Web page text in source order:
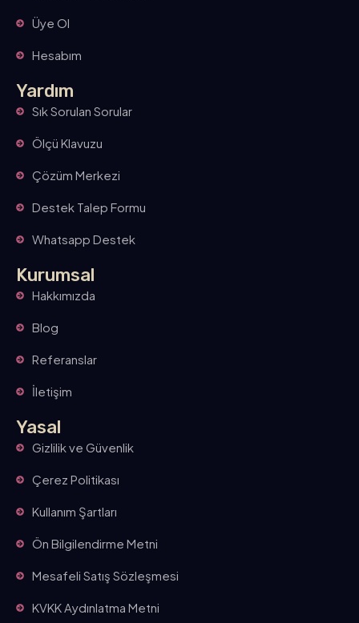
Üye Ol
Hesabım
Yardım
Sık Sorulan Sorular
Ölçü Klavuzu
Çözüm Merkezi
Destek Talep Formu
Whatsapp Destek
Kurumsal
Hakkımızda
Blog
Referanslar
İletişim
Yasal
Gizlilik ve Güvenlik
Çerez Politikası
Kullanım Şartları
Ön Bilgilendirme Metni
Mesafeli Satış Sözleşmesi
KVKK Aydınlatma Metni